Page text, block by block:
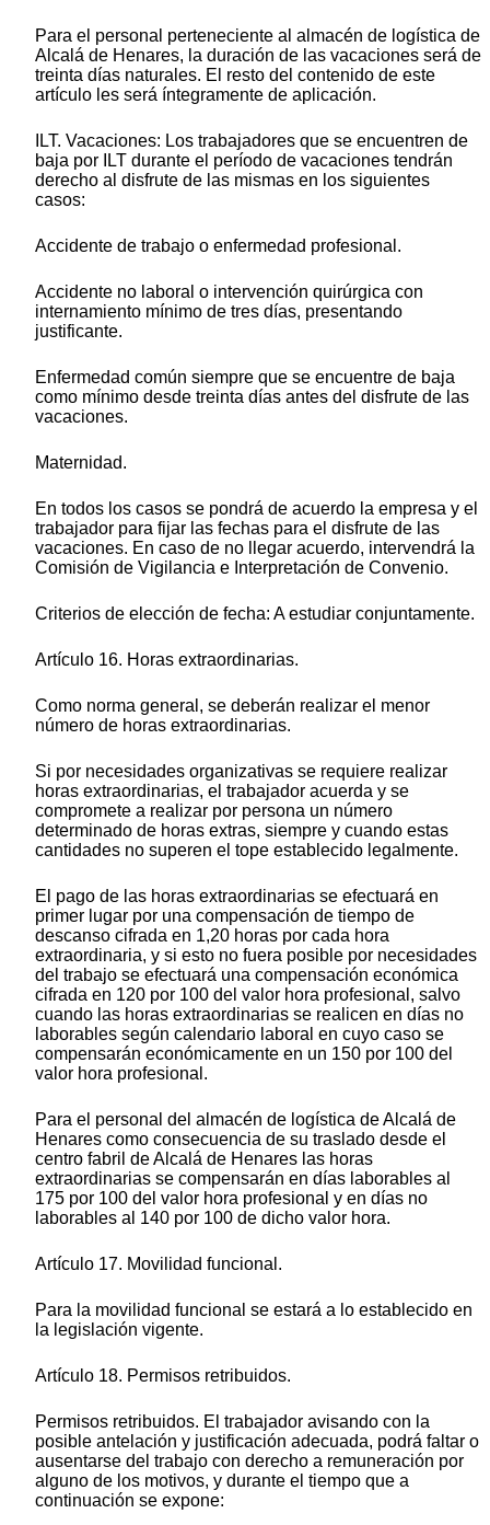
Para el personal perteneciente al almacén de logística de
Alcalá de Henares, la duración de las vacaciones será de
treinta días naturales. El resto del contenido de este
artículo les será íntegramente de aplicación.
ILT. Vacaciones: Los trabajadores que se encuentren de
baja por ILT durante el período de vacaciones tendrán
derecho al disfrute de las mismas en los siguientes
casos:
Accidente de trabajo o enfermedad profesional.
Accidente no laboral o intervención quirúrgica con
internamiento mínimo de tres días, presentando
justificante.
Enfermedad común siempre que se encuentre de baja
como mínimo desde treinta días antes del disfrute de las
vacaciones.
Maternidad.
En todos los casos se pondrá de acuerdo la empresa y el
trabajador para fijar las fechas para el disfrute de las
vacaciones. En caso de no llegar acuerdo, intervendrá la
Comisión de Vigilancia e Interpretación de Convenio.
Criterios de elección de fecha: A estudiar conjuntamente.
Artículo 16. Horas extraordinarias.
Como norma general, se deberán realizar el menor
número de horas extraordinarias.
Si por necesidades organizativas se requiere realizar
horas extraordinarias, el trabajador acuerda y se
compromete a realizar por persona un número
determinado de horas extras, siempre y cuando estas
cantidades no superen el tope establecido legalmente.
El pago de las horas extraordinarias se efectuará en
primer lugar por una compensación de tiempo de
descanso cifrada en 1,20 horas por cada hora
extraordinaria, y si esto no fuera posible por necesidades
del trabajo se efectuará una compensación económica
cifrada en 120 por 100 del valor hora profesional, salvo
cuando las horas extraordinarias se realicen en días no
laborables según calendario laboral en cuyo caso se
compensarán económicamente en un 150 por 100 del
valor hora profesional.
Para el personal del almacén de logística de Alcalá de
Henares como consecuencia de su traslado desde el
centro fabril de Alcalá de Henares las horas
extraordinarias se compensarán en días laborables al
175 por 100 del valor hora profesional y en días no
laborables al 140 por 100 de dicho valor hora.
Artículo 17. Movilidad funcional.
Para la movilidad funcional se estará a lo establecido en
la legislación vigente.
Artículo 18. Permisos retribuidos.
Permisos retribuidos. El trabajador avisando con la
posible antelación y justificación adecuada, podrá faltar o
ausentarse del trabajo con derecho a remuneración por
alguno de los motivos, y durante el tiempo que a
continuación se expone: